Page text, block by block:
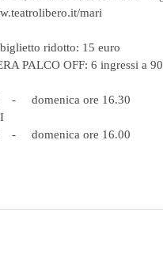
mari
ridotto: 15 euro
PALCO OFF: 6 ingressi a
-     domenica ore 16.30
-     domenica ore 16.00